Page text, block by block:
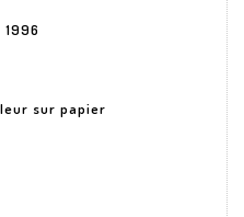
1996
sur papier